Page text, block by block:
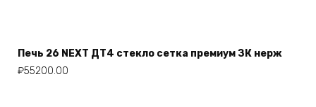
Печь 26 NEXT ДТ4 стекло сетка премиум ЗК нерж
₽55200.00